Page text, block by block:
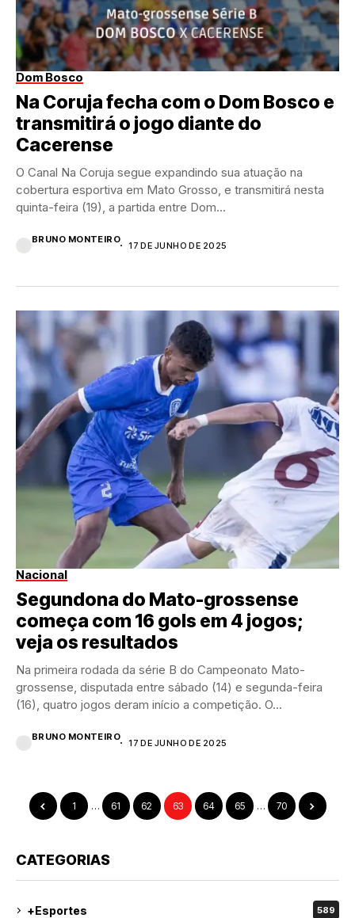
Dom Bosco
Na Coruja fecha com o Dom Bosco e
transmitirá o jogo diante do
Cacerense
O Canal Na Coruja segue expandindo sua atuação na
cobertura esportiva em Mato Grosso, e transmitirá nesta
quinta-feira (19), a partida entre Dom...
BRUNO MONTEIRO
17 DE JUNHO DE 2025
Nacional
Segundona do Mato-grossense
começa com 16 gols em 4 jogos;
veja os resultados
Na primeira rodada da série B do Campeonato Mato-
grossense, disputada entre sábado (14) e segunda-feira
(16), quatro jogos deram início a competição. O...
BRUNO MONTEIRO
17 DE JUNHO DE 2025
1 … 61 62 63 64 65 … 70
CATEGORIAS
+Esportes 589